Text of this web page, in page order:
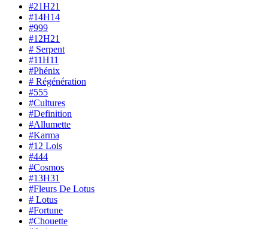
#21H21
#14H14
#999
#12H21
# Serpent
#11H11
#Phénix
# Régénération
#555
#Cultures
#Definition
#Allumette
#Karma
#12 Lois
#444
#Cosmos
#13H31
#Fleurs De Lotus
# Lotus
#Fortune
#Chouette